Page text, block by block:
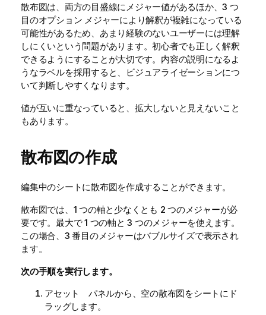
散布図は、両方の目盛線にメジャー値があるほか、3 つ
目のオプション メジャーにより解釈が複雑になっている
可能性があるため、あまり経験のないユーザーには理解
しにくいという問題があります。初心者でも正しく解釈
できるようにすることが大切です。内容の説明になるよ
うなラベルを採用すると、ビジュアライゼーションにつ
いて判断しやすくなります。
値が互いに重なっていると、拡大しないと見えないこと
もあります。
散布図の作成
編集中のシートに散布図を作成することができます。
散布図では、1 つの軸と少なくとも 2 つのメジャーが必
要です。最大で 1 つの軸と 3 つのメジャーを使えます。
この場合、3 番目のメジャーはバブルサイズで表示され
ます。
次の手順を実行します。
アセット パネルから、空の散布図をシートにド
ラッグします。